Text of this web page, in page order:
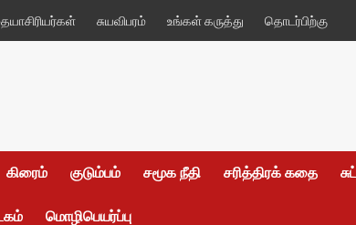
சுயவிபரம் உங்கள் கருத்து தொடர்பிற்கு
கிரைம் குடும்பம் சமூக நீதி சரித்திரக் கதை
மொழிபெயர்ப்பு